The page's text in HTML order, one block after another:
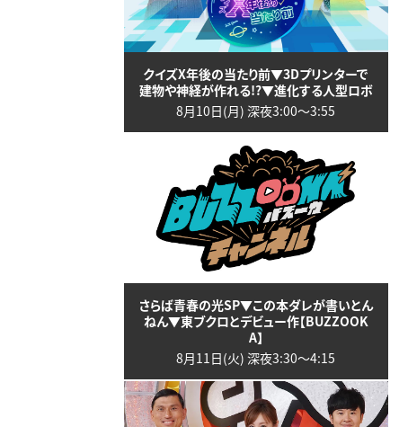
クイズX年後の当たり前▼3Dプリンターで
建物や神経が作れる!?▼進化する人型ロボ
8月10日(月) 深夜3:00〜3:55
さらば青春の光SP▼この本ダレが書いとん
ねん▼東ブクロとデビュー作【BUZZOOK
A】
8月11日(火) 深夜3:30〜4:15